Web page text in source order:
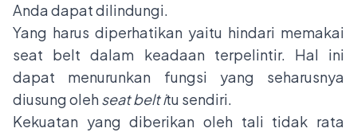
Anda dapat dilindungi.
Yang harus diperhatikan yaitu hindari memakai
seat belt dalam keadaan terpelintir. Hal ini
dapat menurunkan fungsi yang seharusnya
diusung olehseat belt itu sendiri.
Kekuatan yang diberikan oleh tali tidak rata